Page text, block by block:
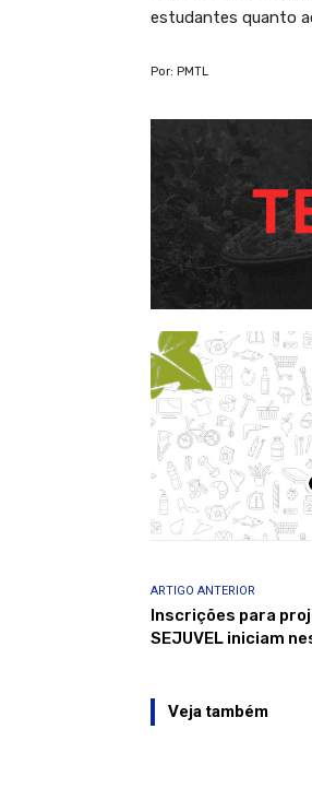
estudantes quanto
Por: PMTL
ARTIGO ANTERIOR
Inscrições para
SEJUVEL iniciam
Veja também